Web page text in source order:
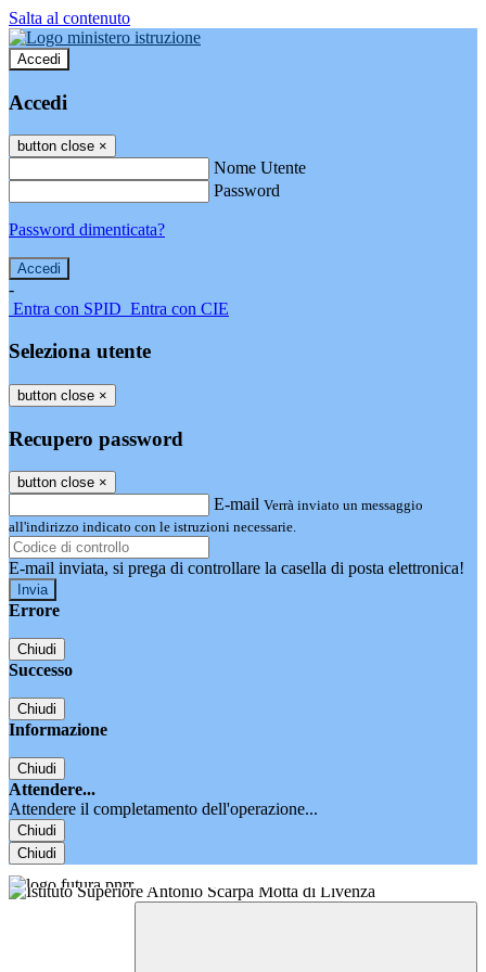
Salta al contenuto
Accedi
Accedi
button close ×
Nome Utente
Password
Password dimenticata?
-
Entra con SPID Entra con CIE
Seleziona utente
button close ×
Recupero password
button close ×
E-mail Verrà inviato un messaggio
all'indirizzo indicato con le istruzioni necessarie.
E-mail inviata, si prega di controllare la casella di posta elettronica!
Errore
Chiudi
Successo
Chiudi
Informazione
Chiudi
Attendere...
Attendere il completamento dell'operazione...
Chiudi
Chiudi